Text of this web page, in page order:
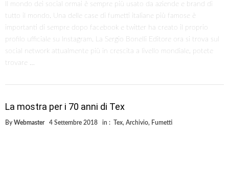
Il mondo dei social ormai è sempre più usato da aziende e brand di
tutto il mondo. Una delle case di fumetti italiane più famose è
importanti di sempre dopo facebook e twitter ha creato il proprio
profilo ufficiale su Instagram. La Sergio Bonelli Editore ora si trova sul
social network attualmente più in crescita a livello mondiale, potete
trovare …
La mostra per i 70 anni di Tex
By Webmaster 4 Settembre 2018 in : Tex, Archivio, Fumetti